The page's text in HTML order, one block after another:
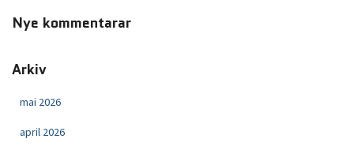
Nye kommentarar
Arkiv
mai 2026
april 2026